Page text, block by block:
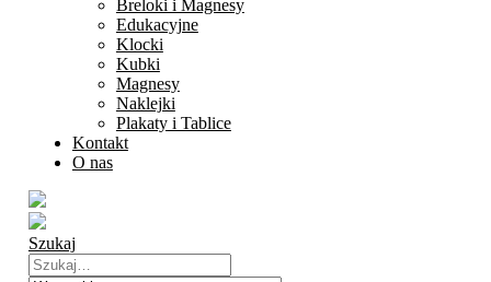
Breloki i Magnesy
Edukacyjne
Klocki
Kubki
Magnesy
Naklejki
Plakaty i Tablice
Kontakt
O nas
Szukaj